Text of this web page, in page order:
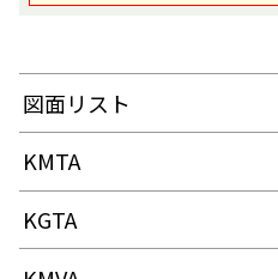
図面リスト
KMTA
KGTA